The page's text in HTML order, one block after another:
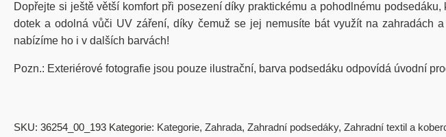
Dopřejte si ještě větší komfort při posezení díky praktickému a pohodlnému
dotek aodolná vůči UV záření, díky čemuž se jej nemusíte bát využít na zahradách a
nabízíme ho i v dalších barvách!
Pozn.: Exteriérové fotografie jsou pouze ilustrační, barva podsedáku odpovídá úvodní
SKU: 36254_00_193 Kategorie: Kategorie, Zahrada, Zahradní podsedáky, Zahradní textil a